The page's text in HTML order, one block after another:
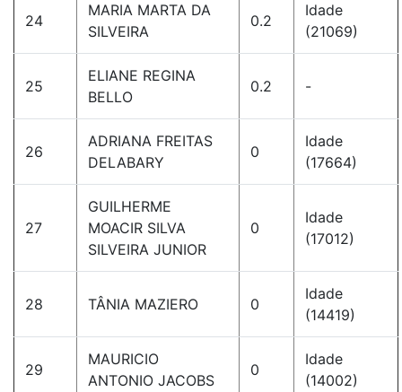
24
MARIA MARTA DA
SILVEIRA
0.2
Idade
(21069)
25
ELIANE REGINA
BELLO
0.2 -
26
ADRIANA FREITAS
DELABARY
0
Idade
(17664)
27
GUILHERME
MOACIR SILVA
SILVEIRA JUNIOR
0
Idade
(17012)
28 TÂNIA MAZIERO 0
Idade
(14419)
29
MAURICIO
ANTONIO JACOBS
0
Idade
(14002)